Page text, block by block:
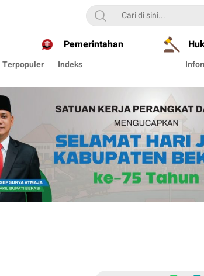
Pemerintahan
Terpopuler Indeks